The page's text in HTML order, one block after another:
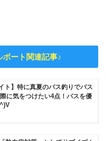
ート関連記事♪
ト】特に真夏のバス釣りでバス
に気をつけたい4点！バスを優